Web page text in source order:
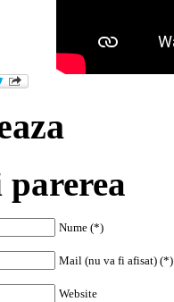
parerea
Nume (*)
Mail (nu va fi afisat) (*)
Website